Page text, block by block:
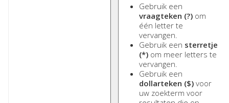
Gebruik een
vraagteken (?) om
één letter te
vervangen.
Gebruik een sterretje
(*) om meer letters te
vervangen.
Gebruik een
dollarteken ($) voor
uw zoekterm voor